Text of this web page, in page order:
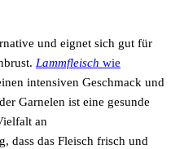
und eignet sich gut für
Lammfleisch wie
intensiven Geschmack und
Garnelen ist eine gesunde
an
dass das Fleisch frisch und